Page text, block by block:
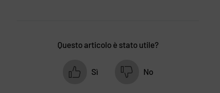
Questo articolo è stato utile?
Sì No